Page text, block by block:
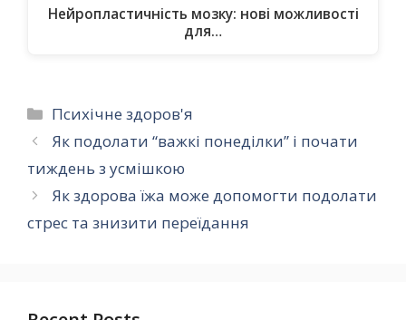
Нейропластичність мозку: нові можливості
для…
Категорії
Психічне здоров'я
Як подолати “важкі понеділки” і почати
тиждень з усмішкою
Як здорова їжа може допомогти подолати
стрес та знизити переїдання